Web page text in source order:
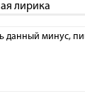
лирика
данный минус,